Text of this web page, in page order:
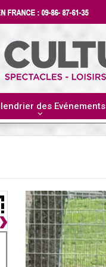
des Evénements